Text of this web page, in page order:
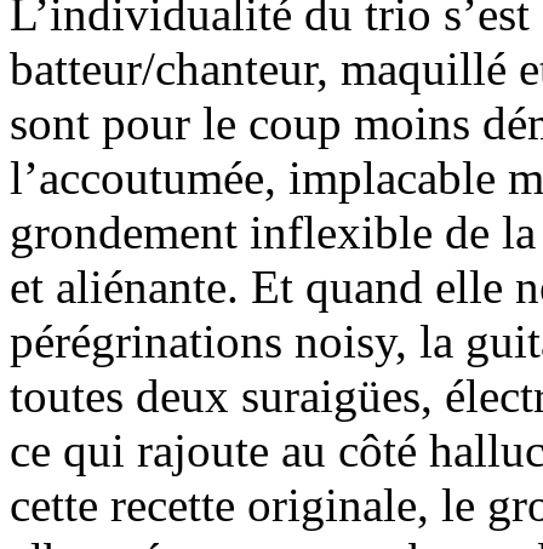
L’individualité du trio
batteur/chanteur, maquillé
sont pour le coup moins
l’accoutumée, implacable
grondement inflexible de
et aliénante. Et quand elle
pérégrinations noisy, la
toutes deux suraigües,
ce qui rajoute au côté
cette recette originale, le